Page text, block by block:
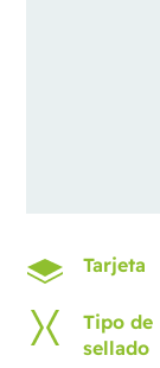
Tarjeta
Tipo de
sellado